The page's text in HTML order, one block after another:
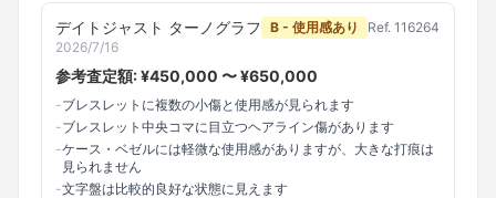
デイトジャスト ターノグラフ B - 使用感あり Ref. 116264
2026/7/16
参考査定額: ¥450,000 〜 ¥650,000
-ブレスレットに複数の小傷と使用感が見られます
-ブレスレット中央コマに目立つヘアライン傷があります
-ケース・ベゼルには軽微な使用感がありますが、大きな打痕は
見られません
-文字盤は比較的良好な状態に見えます